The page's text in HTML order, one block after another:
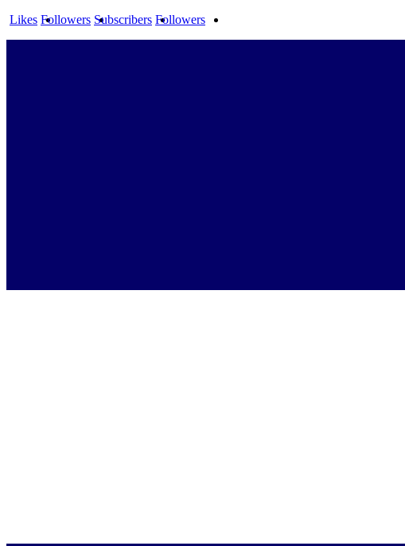
Likes Followers Subscribers Followers